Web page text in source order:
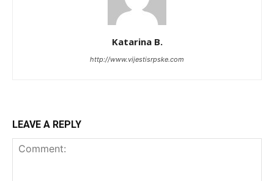
Katarina B.
http://www.vijestisrpske.com
LEAVE A REPLY